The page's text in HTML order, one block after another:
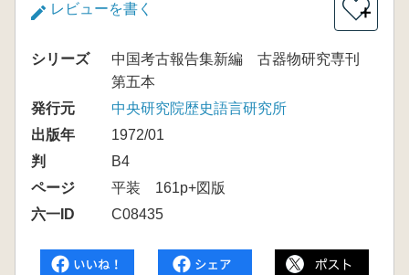
レビューを書く ＋
シリーズ
中国考古報告集新編 古器物研究専刊
第五本
発行元
中央研究院歴史語言研究所
出版年
1972/01
判
B4
ページ
平装 161p+図版
六一ID
C08435